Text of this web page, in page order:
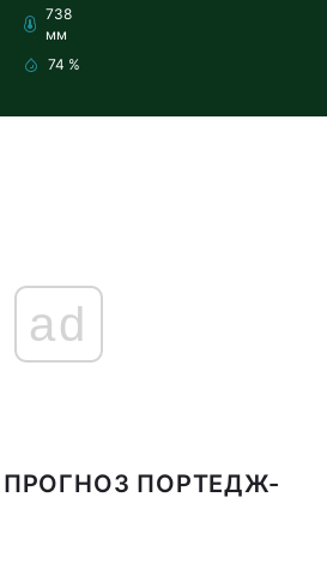
738
мм
74 %
ad
ПОРТЕДЖ-